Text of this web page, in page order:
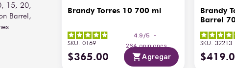
15, 20,
Barrel,
Brandy Torres 10 700 ml
4.9 /5
-
264 opiniones
SKU: 0169
$365.00 Agregar
Brandy
Barrel
SKU:32213
$419.